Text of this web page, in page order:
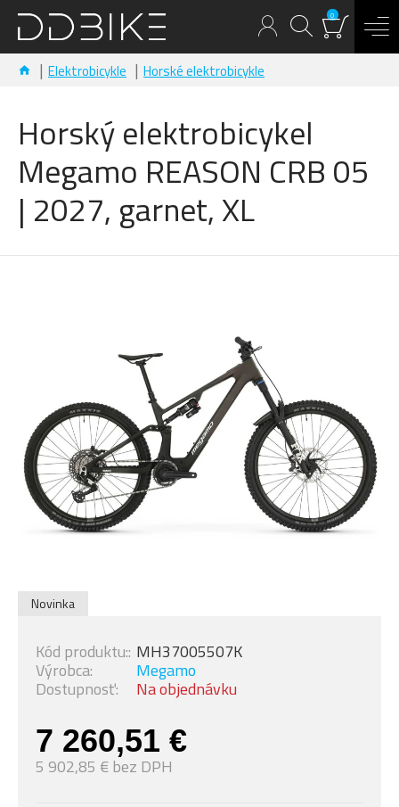
0
Elektrobicykle Horské elektrobicykle
Horský elektrobicykel
Megamo REASON CRB 05
| 2027, garnet, XL
Novinka
7 260,51 €
5 902,85 € bez DPH
Dostupnosť: Na objednávku
Výrobca: Megamo
Kód produktu:: MH37005507K